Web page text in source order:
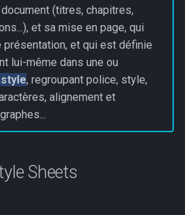
(titres, chapitres,
et sa mise en page, qui
et qui est définie
lui-même dans une ou
, regroupant police, style,
alignement et
Sheets